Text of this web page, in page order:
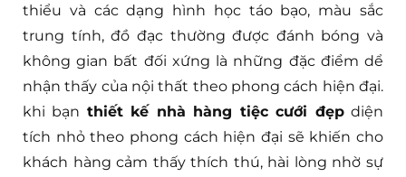
thiểu và các dạng hình học táo bạo, màu sắc
trung tính, đồ đạc thường được đánh bóng và
không gian bất đối xứng là những đặc điểm dể
nhận thấy của nội thất theo phong cách hiện đại.
khi bạn thiết kế nhà hàng tiệc cưới đẹpdiện
tích nhỏ theo phong cách hiện đại sẽ khiến cho
khách hàng cảm thấy thích thú, hài lòng nhờ sự